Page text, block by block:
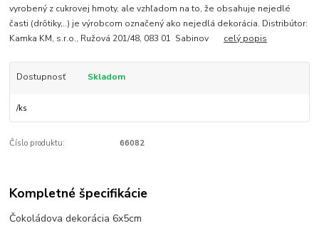
vyrobený z cukrovej hmoty, ale vzhľadom na to, že obsahuje nejedlé
časti (drôtiky,..) je výrobcom označený ako nejedlá dekorácia. Distribútor:
Kamka KM, s.r.o., Ružová 201/48, 083 01 Sabinov celý popis
Dostupnosť Skladom
/ks
Číslo produktu: 66082
Kompletné špecifikácie
Čokoládova dekorácia 6x5cm